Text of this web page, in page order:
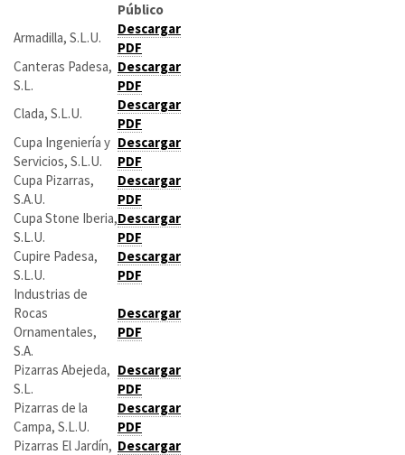
Público
Armadilla, S.L.U.
Descargar
PDF
Canteras Padesa,
S.L.
Descargar
PDF
Clada, S.L.U.
Descargar
PDF
Cupa Ingeniería y
Servicios, S.L.U.
Descargar
PDF
Cupa Pizarras,
S.A.U.
Descargar
PDF
Cupa Stone Iberia,
S.L.U.
Descargar
PDF
Cupire Padesa,
S.L.U.
Descargar
PDF
Industrias de
Rocas
Ornamentales,
S.A.
Descargar
PDF
Pizarras Abejeda,
S.L.
Descargar
PDF
Pizarras de la
Campa, S.L.U.
Descargar
PDF
Pizarras El Jardín, Descargar